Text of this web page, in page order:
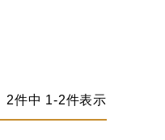
2件中 1-2件表示